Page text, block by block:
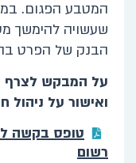
המטבע הפגום.
שעשויה להימשך
הבנק של הפרט
על המבקש לצרף
ואישור על ניהול
טופס בקשה
רשום